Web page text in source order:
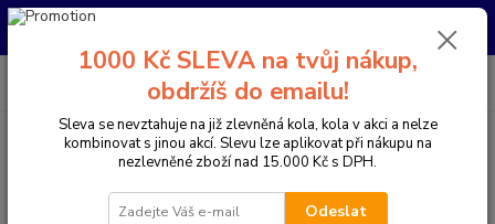
Pro nachystání kola / doplňků na prodejně si prosím zavolejte dopředu.
Menu
CZK
PO-PÁ 10:00-17:00 | SO: 9:00-12:00
1000 Kč SLEVA na tvůj nákup,
obdržíš do emailu!
Sleva se nevztahuje na již zlevněná kola, kola v akci a nelze
kombinovat s jinou akcí. Slevu lze aplikovat při nákupu na
nezlevněné zboží nad 15.000 Kč s DPH.
Odeslat